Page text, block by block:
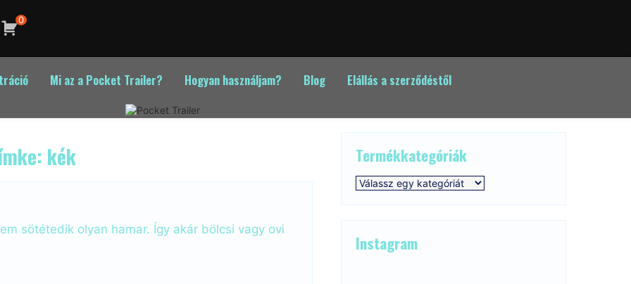
0
Mi az a Pocket Trailer? Hogyan használjam? Blog Elállás a szerződéstől
kék
sötétedik olyan hamar. Így akár bölcsi vagy ovi
Termékkategóriák
Instagram